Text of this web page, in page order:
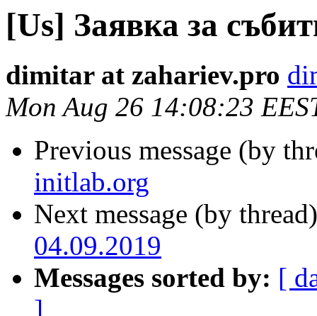
[Us] Заявка за
dimitar at zahariev.pro
Mon Aug 26 14:08:23
Previous message (by
initlab.org
Next message (by
04.09.2019
Messages sorted by: [
]